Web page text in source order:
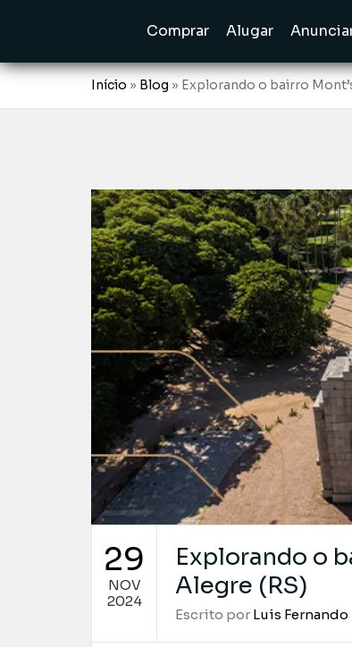
Comprar Alugar
Início » Blog » Explorando o bairro
29
NOV
2024
Explorando o
Alegre (RS)
Escrito por Luis